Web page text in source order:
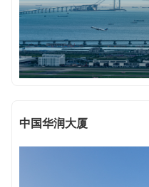
中国华润大厦